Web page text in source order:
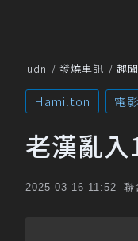
udn 發燒車訊 趣
Hamilton 電影
老漢亂
2025-03-16 11:52 聯